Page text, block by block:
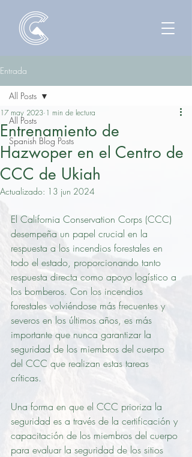
Entrada
All Posts
Spanish Blog Posts
All Posts
Entrenamiento de
Hazwoper en el Centro de
CCC de Ukiah
17 may 2023 1 min de lectura
Actualizado: 13 jun 2024
El California Conservation Corps (CCC)
desempeña un papel crucial en la
respuesta a los incendios forestales en
todo el estado, proporcionando tanto
respuesta directa como apoyo logístico a
los bomberos. Con los incendios
forestales volviéndose más frecuentes y
severos en los últimos años, es más
importante que nunca garantizar la
seguridad de los miembros del cuerpo
del CCC que realizan estas tareas
críticas.
Una forma en que el CCC prioriza la
seguridad es a través de la certificación y
capacitación de los miembros del cuerpo
para evaluar la seguridad de los sitios